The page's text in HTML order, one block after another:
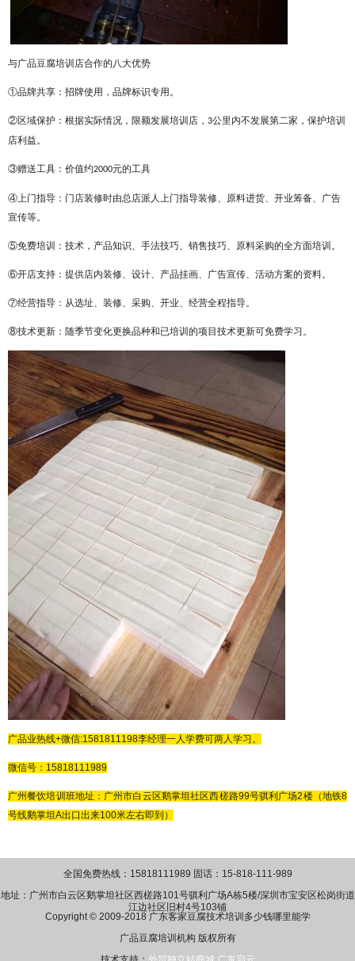
与广品豆腐培训店合作的八大优势
①品牌共享：招牌使用，品牌标识专用。
②区域保护：根据实际情况，限额发展培训店， 3公里内不发展第二家，保护培训
店利益。
③赠送工具：价值约2000元的工具
④上门指导：门店装修时由总店派人上门指导装修、原料进货、开业筹备、广告
宣传等。
⑤免费培训：技术，产品知识、手法技巧、销售技巧、原料采购的全方面培训。
⑥开店支持：提供店内装修、设计、产品挂画、广告宣传、活动方案的资料。
⑦经营指导：从选址、装修、采购、开业、经营全程指导。
⑧技术更新：随季节变化更换品种和已培训的项目技术更新可免费学习。
广品业热线+微信:1581811198李经理一人学费可两人学习。
微信号： 15818111989
广州餐饮培训班地址：广州市白云区鹅掌坦社区西槎路99号骐利广场2楼（地铁8
号线鹅掌坦A出口出来100米左右即到）
全国免费热线：15818111989 固话：15-818-111-989
地址：广州市白云区鹅掌坦社区西槎路101号骐利广场A栋5楼/深圳市宝安区松岗街道
江边社区旧村4号103铺
Copyright © 2009-2018 广东客家豆腐技术培训多少钱哪里能学
广品豆腐培训机构 版权所有